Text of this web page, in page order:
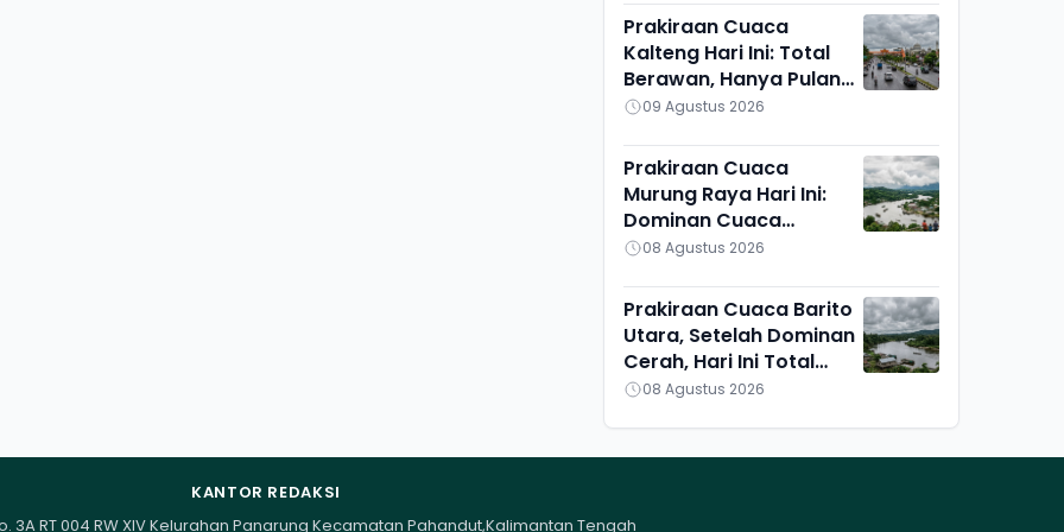
Prakiraan Cuaca
Kalteng Hari Ini: Total
Berawan, Hanya Pulang
Pisau yang Berbeda
09 Agustus 2026
Prakiraan Cuaca
Murung Raya Hari Ini:
Dominan Cuaca
Berawan, Suhu Udara
08 Agustus 2026
Prakiraan Cuaca Barito
Utara, Setelah Dominan
Cerah, Hari Ini Total
Berawan, Suhu Udara
08 Agustus 2026
KANTOR REDAKSI
3A RT 004 RW XIV Kelurahan Panarung Kecamatan Pahandut,Kalimantan Tengah